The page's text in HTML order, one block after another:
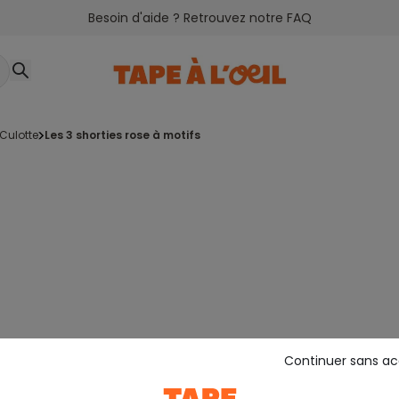
Besoin d'aide ? Retrouvez notre FAQ
culotte les 3 shorties rose à motifs
Continuer sans